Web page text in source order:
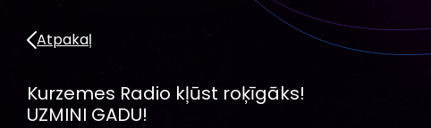
Atpakaļ
Kurzemes Radio kļūst roķīgāks!
UZMINI GADU!